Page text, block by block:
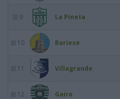
9 La Pineta
10 Bariese
11 Villagrande
12 Gairo